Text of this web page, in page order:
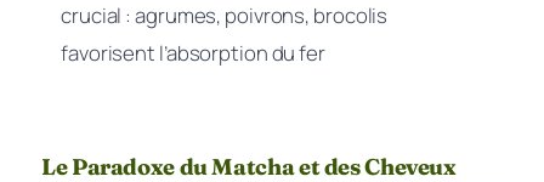
crucial : agrumes, poivrons, brocolis
favorisent l’absorption du fer
Le Paradoxe du Matcha et des Cheveux